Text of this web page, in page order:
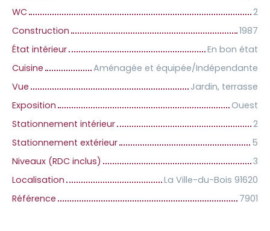
WC
2
Construction
1987
État intérieur
En bon état
Cuisine
Aménagée et équipée/Indépendante
Vue
Jardin, terrasse
Exposition
Ouest
Stationnement intérieur
2
Stationnement extérieur
5
Niveaux (RDC inclus)
3
Localisation
La Ville-du-Bois 91620
Référence
7901